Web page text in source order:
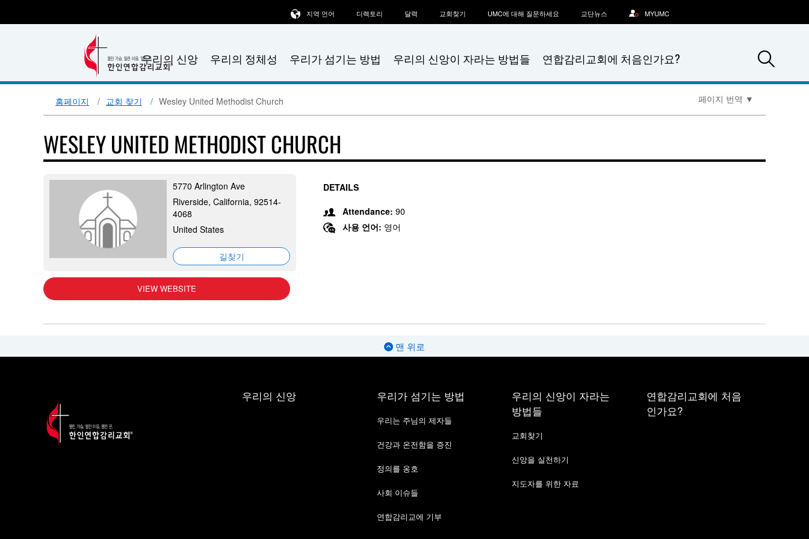
우리의 신앙 우리의 정체성 우리가 섬기는 방법 우리의 신앙이 자라는 방법들 연합감리교회에 처음인가요?
지역 언어 디렉토리 달력 교회찾기 UMC에 대해 질문하세요 교단뉴스 MYUMC
홈페이지 교회 찾기 Wesley United Methodist Church 페이지 번역 ▼
WESLEY UNITED METHODIST CHURCH
5770 Arlington Ave
Riverside, California, 92514-
4068
United States
길찾기
VIEW WEBSITE
DETAILS
Attendance: 90
사용 언어: 영어
맨 위로
우리의 신앙 우리가 섬기는 방법
우리는 주님의 제자들
건강과 온전함을 증진
정의를 옹호
사회 이슈들
연합감리교에 기부
우리의 신앙이 자라는
방법들
교회찾기
신앙을 실천하기
지도자를 위한 자료
연합감리교회에 처음
인가요?